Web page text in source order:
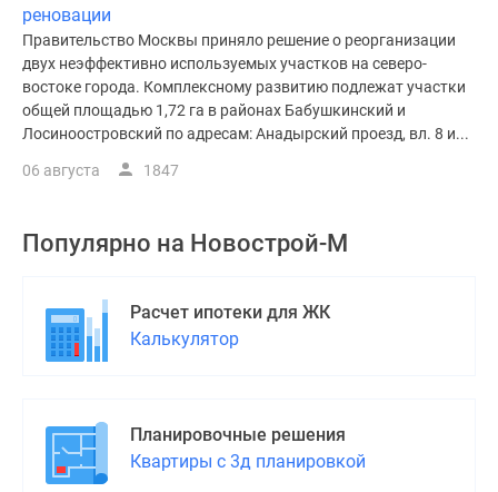
реновации
Правительство Москвы приняло решение о реорганизации
двух неэффективно используемых участков на северо-
востоке города. Комплексному развитию подлежат участки
общей площадью 1,72 га в районах Бабушкинский и
Лосиноостровский по адресам: Анадырский проезд, вл. 8 и...
06 августа 1847
Популярно на Новострой-М
Расчет ипотеки для ЖК
Калькулятор
Планировочные решения
Квартиры с 3д планировкой